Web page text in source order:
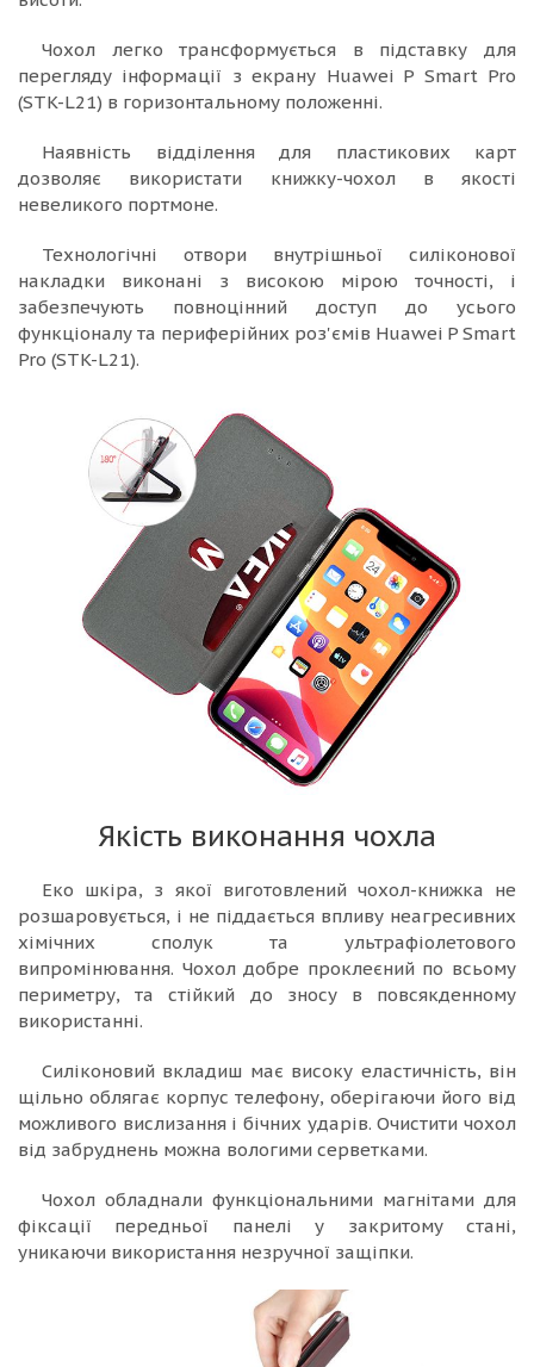
Чохол легко трансформується в підставку для
перегляду інформації з екрану Huawei P Smart Pro
(STK-L21) в горизонтальному положенні.
Наявність відділення для пластикових карт
дозволяє використати книжку-чохол в якості
невеликого портмоне.
Технологічні отвори внутрішньої силіконової
накладки виконані з високою мірою точності, і
забезпечують повноцінний доступ до усього
функціоналу та периферійних роз'ємів Huawei P Smart
Pro (STK-L21).
Якість виконання чохла
Еко шкіра, з якої виготовлений чохол-книжка не
розшаровується, і не піддається впливу неагресивних
хімічних сполук та ультрафіолетового
випромінювання. Чохол добре проклеєний по всьому
периметру, та стійкий до зносу в повсякденному
використанні.
Силіконовий вкладиш має високу еластичність, він
щільно облягає корпус телефону, оберігаючи його від
можливого вислизання і бічних ударів. Очистити чохол
від забруднень можна вологими серветками.
Чохол обладнали функціональними магнітами для
фіксації передньої панелі у закритому стані,
уникаючи використання незручної защіпки.